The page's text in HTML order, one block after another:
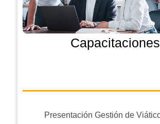
Capacitaciones
Presentación Gestión de